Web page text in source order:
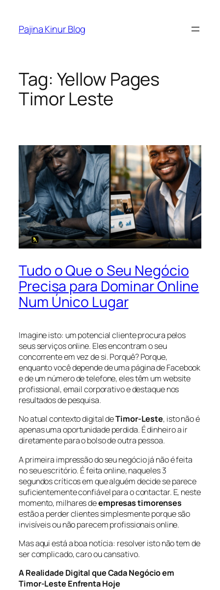
content
Pajina Kinur Blog
Tag: Yellow Pages
Timor Leste
Tudo o Que o Seu Negócio
Precisa para Dominar Online
Num Único Lugar
Imagine isto: um potencial cliente procura pelos
seus serviços online. Eles encontram o seu
concorrente em vez de si. Porquê? Porque,
enquanto você depende de uma página de Facebook
e de um número de telefone, eles têm um website
profissional, email corporativo e destaque nos
resultados de pesquisa.
No atual contexto digital deTimor-Leste, isto não é
apenas uma oportunidade perdida. É dinheiro a ir
diretamente para o bolso de outra pessoa.
A primeira impressão do seu negócio já não é feita
no seu escritório. É feita online, naqueles 3
segundos críticos em que alguém decide se parece
suficientemente confiável para o contactar. E, neste
momento, milhares deempresas timorenses
estão a perder clientes simplesmente porque são
invisíveis ou não parecem profissionais online.
Mas aqui está a boa notícia: resolver isto não tem de
ser complicado, caro ou cansativo.
A Realidade Digital que Cada Negócio em
Timor-Leste Enfrenta Hoje